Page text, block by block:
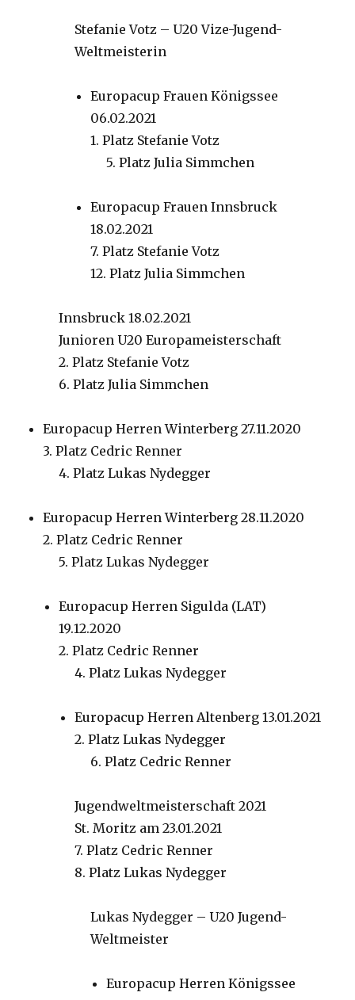
Stefanie Votz – U20 Vize-Jugend-
Weltmeisterin
Europacup Frauen Königssee
06.02.2021
1. Platz Stefanie Votz
5. Platz Julia Simmchen
Europacup Frauen Innsbruck
18.02.2021
7. Platz Stefanie Votz
12. Platz Julia Simmchen
Innsbruck 18.02.2021
Junioren U20 Europameisterschaft
2. Platz Stefanie Votz
6. Platz Julia Simmchen
Europacup Herren Winterberg 27.11.2020
3. Platz Cedric Renner
4. Platz Lukas Nydegger
Europacup Herren Winterberg 28.11.2020
2. Platz Cedric Renner
5. Platz Lukas Nydegger
Europacup Herren Sigulda (LAT)
19.12.2020
2. Platz Cedric Renner
4. Platz Lukas Nydegger
Europacup Herren Altenberg 13.01.2021
2. Platz Lukas Nydegger
6. Platz Cedric Renner
Jugendweltmeisterschaft 2021
St. Moritz am 23.01.2021
7. Platz Cedric Renner
8. Platz Lukas Nydegger
Lukas Nydegger – U20 Jugend-
Weltmeister
Europacup Herren Königssee